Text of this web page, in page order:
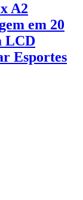
A2
em 20
LCD
Esportes